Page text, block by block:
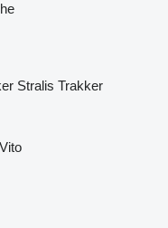
Stralis Trakker
Vito